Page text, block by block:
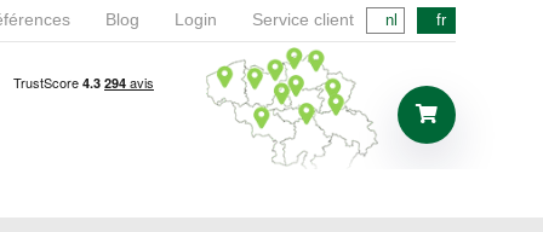
Blog Login Service client nl fr